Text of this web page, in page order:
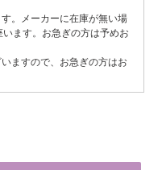
。メーカーに在庫が無い場
ます。お急ぎの方は予めお
ますので、お急ぎの方はお